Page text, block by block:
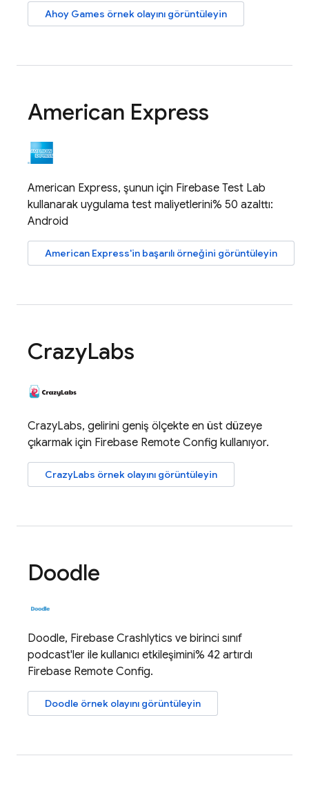
Ahoy Games örnek olayını görüntüleyin
American Express
American Express, şunun için Firebase Test Lab
kullanarak uygulama test maliyetlerini% 50 azalttı:
Android
American Express'in başarılı örneğini görüntüleyin
CrazyLabs
CrazyLabs, gelirini geniş ölçekte en üst düzeye
çıkarmak için Firebase Remote Config kullanıyor.
CrazyLabs örnek olayını görüntüleyin
Doodle
Doodle, Firebase Crashlytics ve birinci sınıf
podcast'ler ile kullanıcı etkileşimini% 42 artırdı
Firebase Remote Config.
Doodle örnek olayını görüntüleyin